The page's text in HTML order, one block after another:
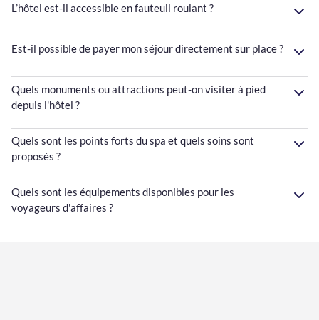
L’hôtel est-il accessible en fauteuil roulant ?
Est-il possible de payer mon séjour directement sur place ?
Quels monuments ou attractions peut-on visiter à pied
depuis l'hôtel ?
Quels sont les points forts du spa et quels soins sont
proposés ?
Quels sont les équipements disponibles pour les
voyageurs d'affaires ?